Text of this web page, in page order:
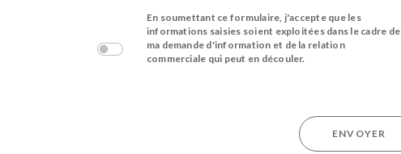
En soumettant ce formulaire, j'accepte que les
informations saisies soient exploitées dans le cadre de
ma demande d'information et de la relation
commerciale qui peut en découler.
ENVOYER